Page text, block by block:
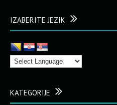
IZABERITE JEZIK
KATEGORIJE